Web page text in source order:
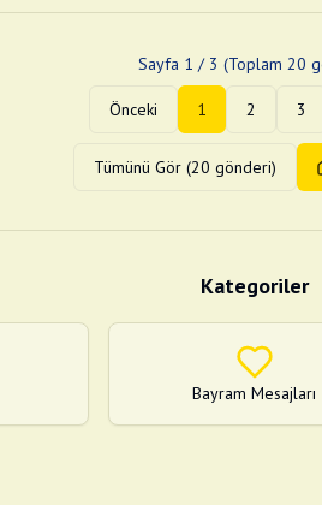
Sayfa 1 / 3 (Toplam 20
Önceki 1 2 3
Tümünü Gör (20 gönderi)
Kategoriler
Bayram Mesajları